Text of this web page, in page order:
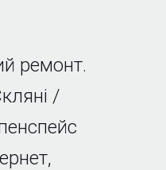
ремонт.
/